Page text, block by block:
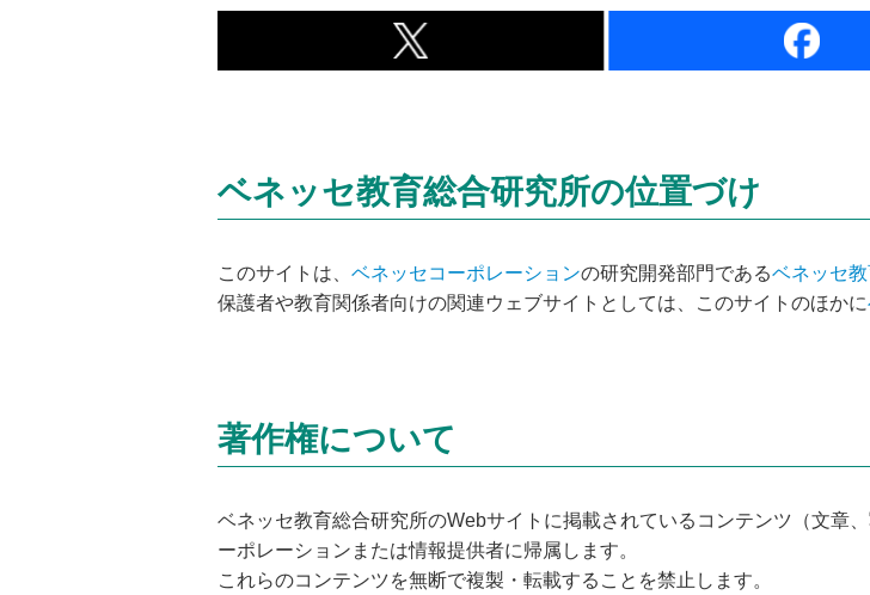
ベネッセ教育総合研究所の位置づけ
このサイトは、 ベネッセコーポレーションの研究開発部門であるベネッセ
保護者や教育関係者向けの関連ウェブサイトとしては、このサイトのほかに
著作権について
ベネッセ教育総合研究所のWebサイトに掲載されているコンテンツ（文章
ーポレーションまたは情報提供者に帰属します。
これらのコンテンツを無断で複製・転載することを禁止します。